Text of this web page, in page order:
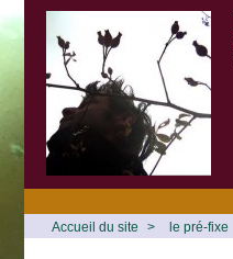
Accueil du site > le pré-fixe